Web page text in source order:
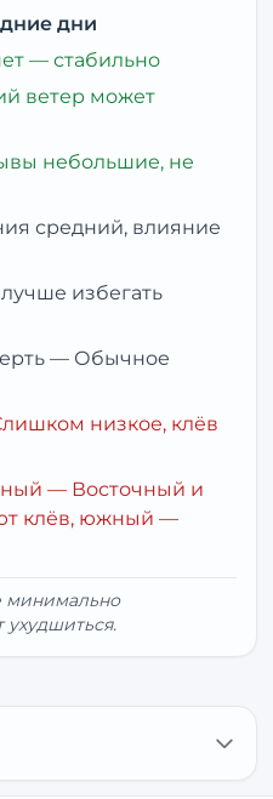
дни
— стабильно
ветер может
небольшие, не
средний, влияние
избегать
— Обычное
низкое, клёв
— Восточный и
клёв, южный —
минимально